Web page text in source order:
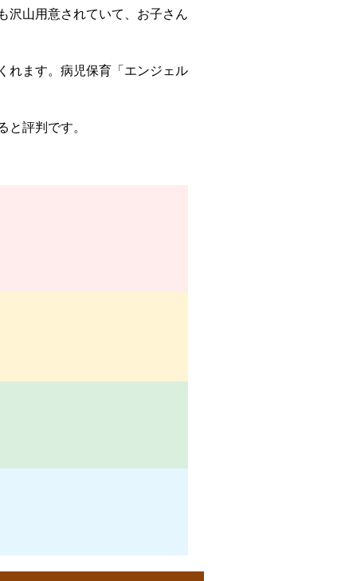
沢山用意されていて、お子さん
れます。病児保育「エンジェル
評判です。